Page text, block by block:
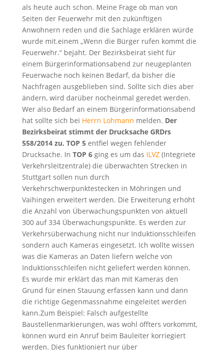
als heute auch schon. Meine Frage ob man von
Seiten der Feuerwehr mit den zukünftigen
Anwohnern reden und die Sachlage erklären würde
wurde mit.einem „Wenn die Bürger rufen kommt die
Feuerwehr.“ bejaht. Der Bezirksbeirat sieht für
einem Bürgerinformationsabend zur neugeplanten
Feuerwache noch keinen Bedarf, da bisher die
Nachfragen ausgeblieben sind. Sollte sich dies aber
ändern, wird darüber nocheinmal geredet werden.
Wer also Bedarf an einem Bürgerinformationsabend
hat sollte sich bei Herrn Lohmann melden. Der
Bezirksbeirat stimmt der Drucksache GRDrs
558/2014 zu. TOP 5entfiel wegen fehlender
Drucksache. In TOP 6ging es um das ILVZ(Integriete
Verkehrsleitzentrale) die überwachten Strecken in
Stuttgart sollen nun durch
Verkehrschwerpunktestecken in Möhringen und
Vaihingen erweitert werden. Die Erweiterung erhöht
die Anzahl von Überwachungspunkten von aktuell
300 auf 334 Überwachungspunkte. Es werden zur
Verkehrsüberwachung nicht nur Induktionsschleifen
sondern auch Kameras eingesetzt. Ich wollte wissen
was die Kameras an Daten liefern welche von
Induktionsschleifen nicht geliefert werden können.
Es wurde mir erklärt das man mit Kameras den
Grund für einen Stauung erfassen kann und dann
die richtige Gegenmassnahme eingeleitet werden
kann.Zum Beispiel: Falsch aufgestellte
Baustellenmarkierungen, was wohl öffters vorkommt,
können wurd ein Anruf beim Bauleiter korriegiert
werden. Dies funktioniert nur über